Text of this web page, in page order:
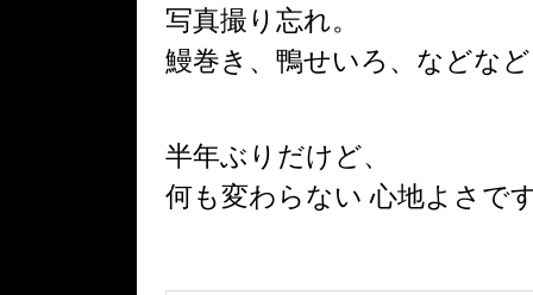
写真撮り忘れ。
鰻巻き、鴨せいろ、などな
半年ぶりだけど、
何も変わらない 心地よさで